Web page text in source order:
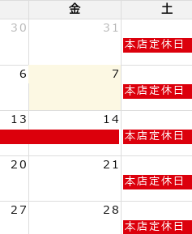
金
土
30 31
土
曜
日,
8
月
1st
本店定休日
6 7
土
曜
8
月
8th
本店定休日
13 14
土
曜
8
月
15th
本店定休日
20 21
土
曜
8
本店定休日
27 28
土
本店定休日